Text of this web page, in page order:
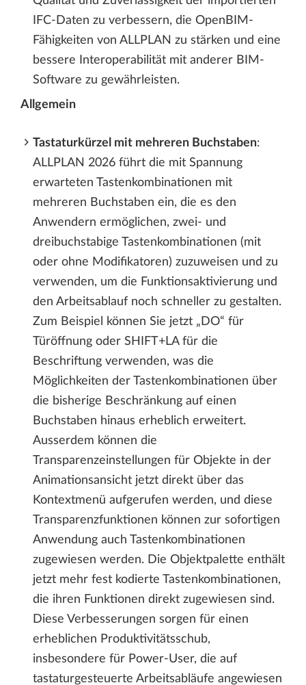
IFC-Daten zu verbessern, die OpenBIM-
Fähigkeiten von ALLPLAN zu stärken und eine
bessere Interoperabilität mit anderer BIM-
Software zu gewährleisten.
Allgemein
Tastaturkürzel mit mehreren Buchstaben:
ALLPLAN 2026 führt die mit Spannung
erwarteten Tastenkombinationen mit
mehreren Buchstaben ein, die es den
Anwendern ermöglichen, zwei- und
dreibuchstabige Tastenkombinationen (mit
oder ohne Modifikatoren) zuzuweisen und zu
verwenden, um die Funktionsaktivierung und
den Arbeitsablauf noch schneller zu gestalten.
Zum Beispiel können Sie jetzt „DO“ für
Türöffnung oder SHIFT+LA für die
Beschriftung verwenden, was die
Möglichkeiten der Tastenkombinationen über
die bisherige Beschränkung auf einen
Buchstaben hinaus erheblich erweitert.
Ausserdem können die
Transparenzeinstellungen für Objekte in der
Animationsansicht jetzt direkt über das
Kontextmenü aufgerufen werden, und diese
Transparenzfunktionen können zur sofortigen
Anwendung auch Tastenkombinationen
zugewiesen werden. Die Objektpalette enthält
jetzt mehr fest kodierte Tastenkombinationen,
die ihren Funktionen direkt zugewiesen sind.
Diese Verbesserungen sorgen für einen
erheblichen Produktivitätsschub,
insbesondere für Power-User, die auf
tastaturgesteuerte Arbeitsabläufe angewiesen